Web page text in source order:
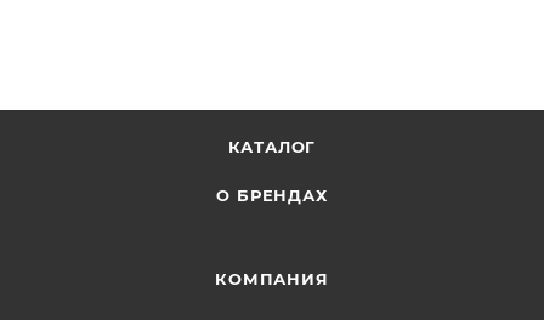
КАТАЛОГ
О БРЕНДАХ
КОМПАНИЯ